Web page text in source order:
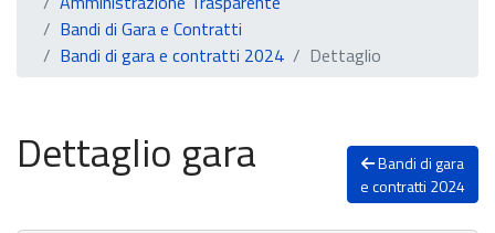
Bandi di Gara e Contratti
Bandi di gara e contratti 2024
Dettaglio
Dettaglio gara
Bandi di gara
e contratti 2024